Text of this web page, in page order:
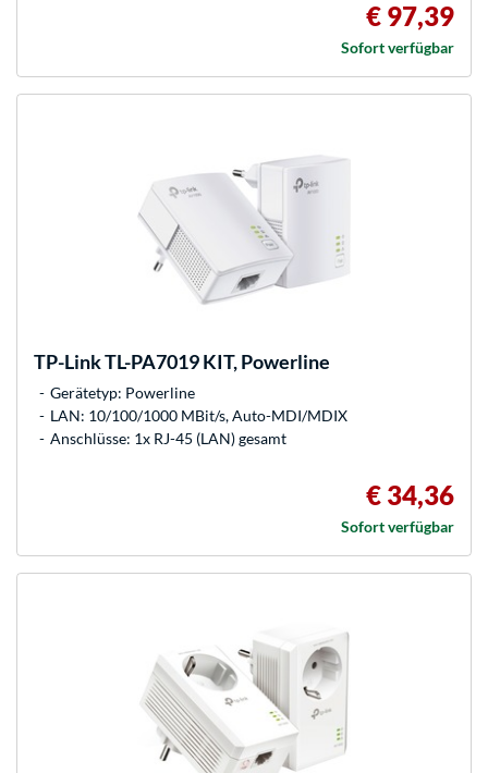
€ 97,39
Sofort verfügbar
TP-LinkTL-PA7019 KIT, Powerline
Gerätetyp: Powerline
LAN: 10/100/1000 MBit/s, Auto-MDI/MDIX
Anschlüsse: 1x RJ-45 (LAN) gesamt
€ 34,36
Sofort verfügbar